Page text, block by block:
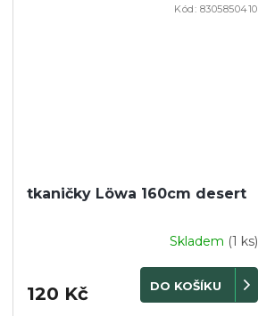
tkaničky Löwa 160cm desert
Skladem (1 ks)
120 Kč DO KOŠÍKU
Kód: 8305850410